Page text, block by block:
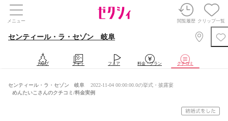
メニュー 閲覧履歴 クリップ一覧
センティール・ラ・セゾン 岐阜
トップ フォト フェア 料金・プラン クチコミ
センティール・ラ・セゾン 岐阜
2022-11-04 00:00:00.0の挙式・披露宴
めんたいこさんのクチコミ/料金実例